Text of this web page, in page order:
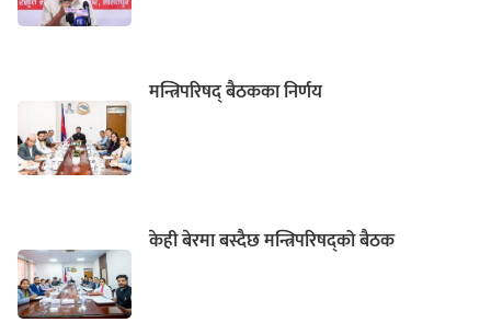
मन्त्रिपरिषद् बैठकका निर्णय
केही बेरमा बस्दैछ मन्त्रिपरिषद्को बैठक